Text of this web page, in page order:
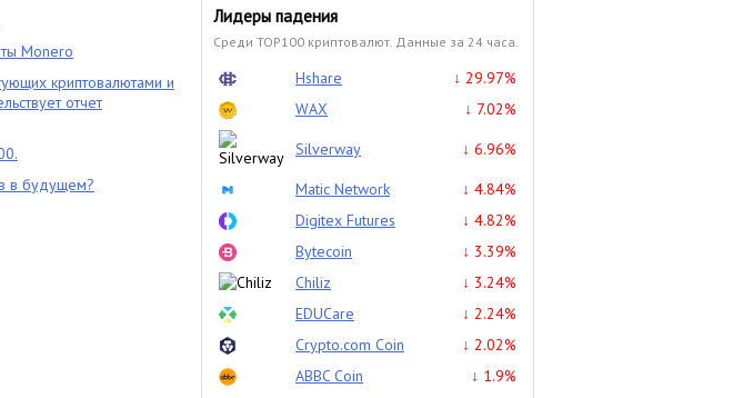
Monero
криптовалютами и
отчет
в будущем?
Лидеры падения
Среди TOP100 криптовалют. Данные за 24 часа.
Hshare
↓ 29.97%
WAX
↓ 7.02%
Silverway
↓ 6.96%
Matic Network
↓ 4.84%
Digitex Futures
↓ 4.82%
Bytecoin
↓ 3.39%
Chiliz
↓ 3.24%
EDUCare
↓ 2.24%
Crypto.com Coin
↓ 2.02%
ABBC Coin
↓ 1.9%